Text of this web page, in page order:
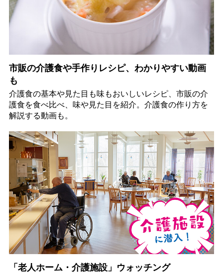
市販の介護食や手作りレシピ、わかりやすい動画
も
介護食の基本や見た目も味もおいしいレシピ、市販の介
護食を食べ比べ、味や見た目を紹介。介護食の作り方を
解説する動画も。
「老人ホーム・介護施設」ウォッチング